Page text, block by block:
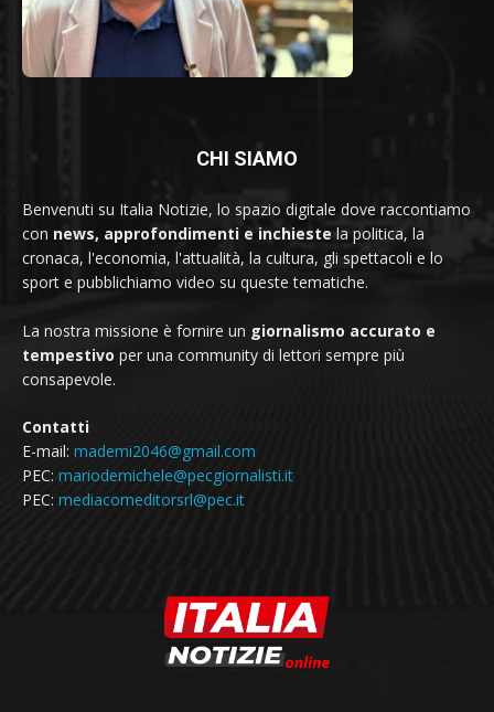
CHI SIAMO
Benvenuti su Italia Notizie, lo spazio digitale dove raccontiamo
con news, approfondimenti e inchieste la politica, la
cronaca, l'economia, l'attualità, la cultura, gli spettacoli e lo
sport e pubblichiamo video su queste tematiche.
La nostra missione è fornire un giornalismo accurato e
tempestivo per una community di lettori sempre più
consapevole.
Contatti
E-mail: mademi2046@gmail.com
PEC: mariodemichele@pecgiornalisti.it
PEC: mediacomeditorsrl@pec.it